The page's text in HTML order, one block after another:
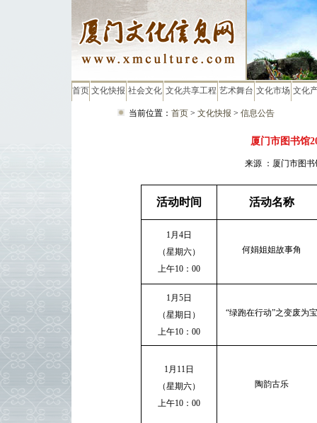
首页 文化快报 社会文化 文化共享工程 艺术舞台 文化市场 文化
当前位置： 首页> 文化快报 > 信息公告
厦门市图书馆
来源 ：厦门市图书
活动时间 活动名称
1月 4日
（星期六）
上午10： 00
何娟姐姐故事角
1月 5日
（星期日）
上午10： 00
“绿跑在行动”之变废为宝
1月 11日
（星期六）
上午10： 00
陶韵古乐